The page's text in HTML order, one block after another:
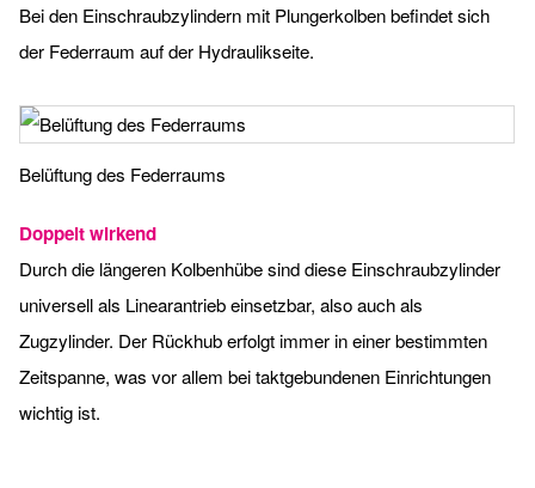
Bei den Einschraubzylindern mit Plungerkolben befindet sich
der Federraum auf der Hydraulikseite.
Belüftung des Federraums
Doppelt wirkend
Durch die längeren Kolbenhübe sind diese Einschraubzylinder
universell als Linearantrieb einsetzbar, also auch als
Zugzylinder. Der Rückhub erfolgt immer in einer bestimmten
Zeitspanne, was vor allem bei taktgebundenen Einrichtungen
wichtig ist.